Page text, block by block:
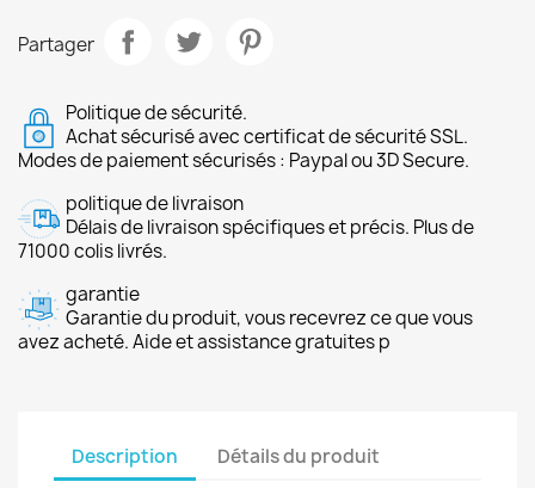
Partager
Politique de sécurité.
Achat sécurisé avec certificat de sécurité SSL.
Modes de paiement sécurisés : Paypal ou 3D Secure.
politique de livraison
Délais de livraison spécifiques et précis. Plus de
71000 colis livrés.
garantie
Garantie du produit, vous recevrez ce que vous
avez acheté. Aide et assistance gratuites p
Description Détails du produit